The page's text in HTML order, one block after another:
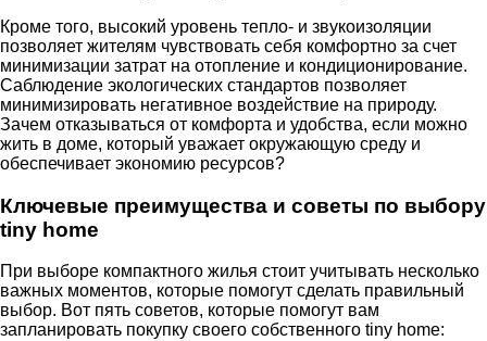
Кроме того, высокий уровень тепло- и звукоизоляции
позволяет жителям чувствовать себя комфортно за счет
минимизации затрат на отопление и кондиционирование.
Саблюдение экологических стандартов позволяет
минимизировать негативное воздействие на природу.
Зачем отказываться от комфорта и удобства, если можно
жить в доме, который уважает окружающую среду и
обеспечивает экономию ресурсов?
Ключевые преимущества и советы по выбору
tiny home
При выборе компактного жилья стоит учитывать несколько
важных моментов, которые помогут сделать правильный
выбор. Вот пять советов, которые помогут вам
запланировать покупку своего собственного tiny home: